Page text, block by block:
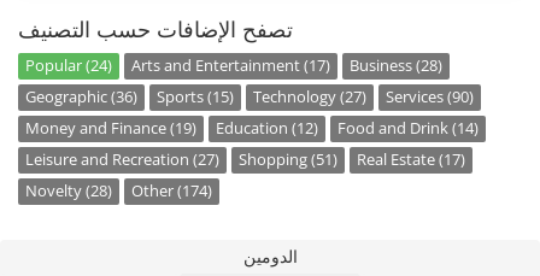
تصفح الإضافات حسب التصنيف
Popular (24) Arts and Entertainment (17)
Business (28)
Geographic (36)
Sports (15) Technology (27)
Services (90)
Money and Finance (19)
Education (12)
Food and Drink (14)
Leisure and Recreation (27)
Shopping (51)
Real Estate (17)
Novelty (28)
Other (174)
الدومين